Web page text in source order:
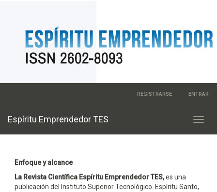
principal
lateral
REGISTRARSE ENTRAR
Espí­ritu Emprendedor TES
Enfoque y alcance
La Revista Científica Espíritu Emprendedor TES,es una
publicación del Instituto Superior Tecnológico Espíritu Santo,